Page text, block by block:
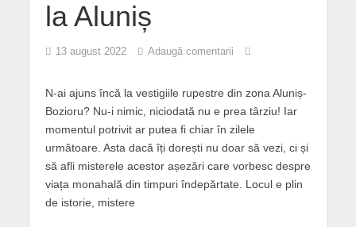
la Aluniș
13 august 2022 Adaugă comentarii
N-ai ajuns încă la vestigiile rupestre din zona Aluniș-
Bozioru? Nu-i nimic, niciodată nu e prea târziu! Iar
momentul potrivit ar putea fi chiar în zilele
următoare. Asta dacă îți dorești nu doar să vezi, ci și
să afli misterele acestor așezări care vorbesc despre
viața monahală din timpuri îndepărtate. Locul e plin
de istorie, mistere